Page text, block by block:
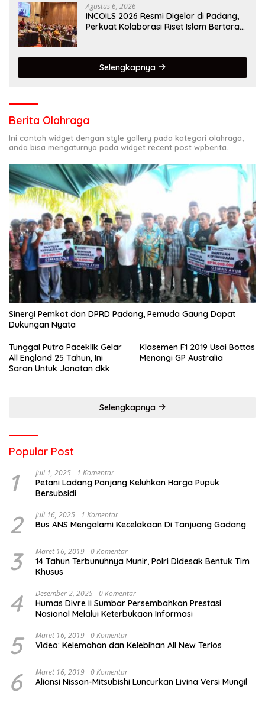
Agustus 6, 2026
INCOILS 2026 Resmi Digelar di Padang,
Perkuat Kolaborasi Riset Islam Bertaraf
Selengkapnya
Berita Olahraga
Ini contoh widget dengan style gallery pada kategori olahraga,
anda bisa mengaturnya pada widget recent post wpberita.
Sinergi Pemkot dan DPRD Padang, Pemuda Gaung Dapat
Dukungan Nyata
Tunggal Putra Paceklik Gelar
All England 25 Tahun, Ini
Saran Untuk Jonatan dkk
Klasemen F1 2019 Usai Bottas
Menangi GP Australia
Selengkapnya
Popular Post
1 Juli 1, 2025 1 Komentar
Petani Ladang Panjang Keluhkan Harga Pupuk
Bersubsidi
2 Juli 16, 2025 1 Komentar
Bus ANS Mengalami Kecelakaan Di Tanjuang Gadang
3 Maret 16, 2019 0 Komentar
14 Tahun Terbunuhnya Munir, Polri Didesak Bentuk Tim
Khusus
4 Desember 2, 2025 0 Komentar
Humas Divre II Sumbar Persembahkan Prestasi
Nasional Melalui Keterbukaan Informasi
5 Maret 16, 2019 0 Komentar
Video: Kelemahan dan Kelebihan All New Terios
6 Maret 16, 2019 0 Komentar
Aliansi Nissan-Mitsubishi Luncurkan Livina Versi Mungil